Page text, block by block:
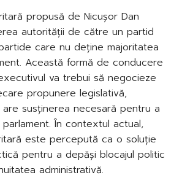
propusă de Nicușor Dan
autorității de către un partid
care nu deține majoritatea
Această formă de conducere
va trebui să negocieze
propunere legislativă,
susținerea necesară pentru a
În contextul actual,
este percepută ca o soluție
pentru a depăși blocajul politic
administrativă.